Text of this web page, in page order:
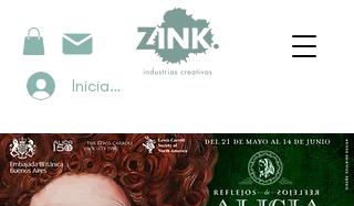
Iniciar sesión